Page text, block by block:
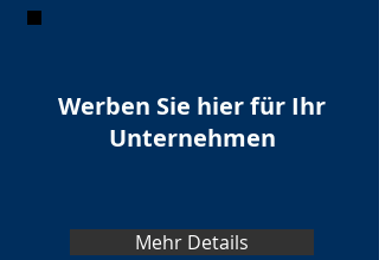
Werben Sie hier für Ihr
Unternehmen
Mehr Details